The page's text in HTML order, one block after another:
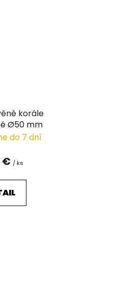
korále
Ø50 mm
do 7 dní
€ / ks